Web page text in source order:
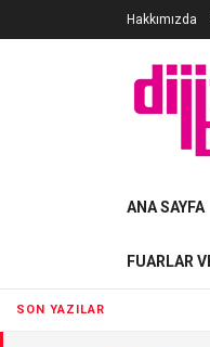
SON YAZILAR
Hakkımızda
ANA SAYFA
FUARLAR